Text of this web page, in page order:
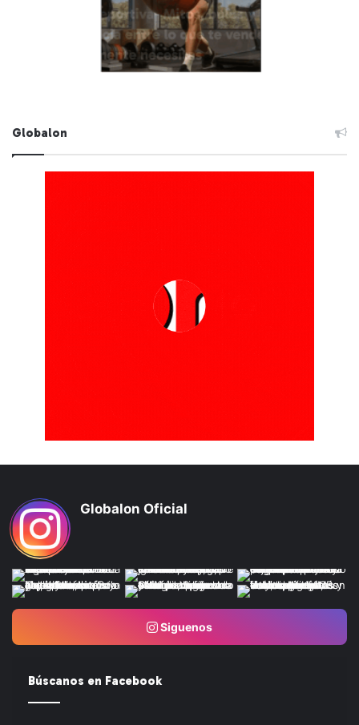
Globalon
Globalon Oficial
Siguenos
Búscanos en Facebook